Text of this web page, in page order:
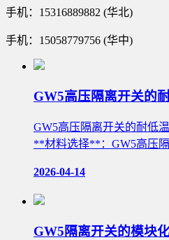
手机：15316889882 (华北)
手机：15058779756 (华中)
GW5高压隔离开关的
GW5高压隔离开关的耐低
**材料选择**：GW5高压
2026-04-14
GW5隔离开关的模块